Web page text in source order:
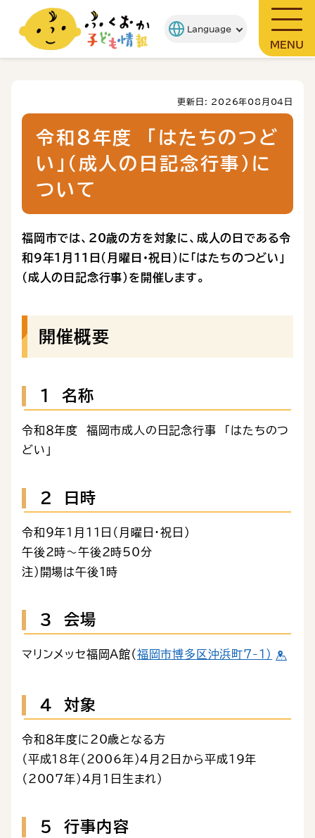
MENU
更新日: 2026年08月04日
令和８年度 「はたちのつど
い」（成人の日記念行事）に
ついて
福岡市では、20歳の方を対象に、成人の日である令
和９年１月11日（月曜日・祝日）に「はたちのつどい」
（成人の日記念行事）を開催します。
開催概要
１ 名称
令和８年度 福岡市成人の日記念行事 「はたちのつ
どい」
２ 日時
令和９年1月11日（月曜日・祝日）
午後2時～午後2時50分
注）開場は午後1時
３ 会場
マリンメッセ福岡A館（福岡市博多区沖浜町7-1）
４ 対象
令和８年度に20歳となる方
（平成18年（2006年）4月2日から平成19年
（2007年）4月1日生まれ）
５ 行事内容